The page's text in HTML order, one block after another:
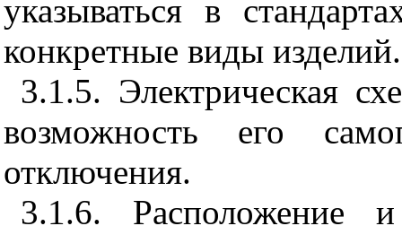
указываться в
конкретные виды изделий.
3.1.5. Электрическая
возможность его
отключения.
3.1.6. Расположение